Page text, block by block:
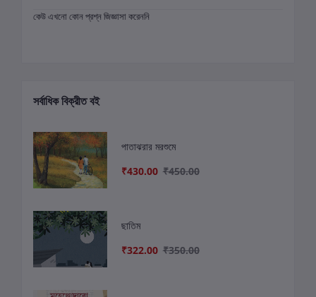
কেউ এখনো কোন প্রশ্ন জিজ্ঞাসা করেননি
সর্বাধিক বিক্রীত বই
পাতাঝরার মরশুমে
₹430.00 ₹450.00
ছাতিম
₹322.00 ₹350.00